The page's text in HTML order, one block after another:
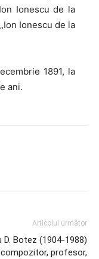
Ionescu de la
Ionescu de la
1891, la
ani.
Articolul următor
D. Botez (1904-1988)
compozitor, profesor,